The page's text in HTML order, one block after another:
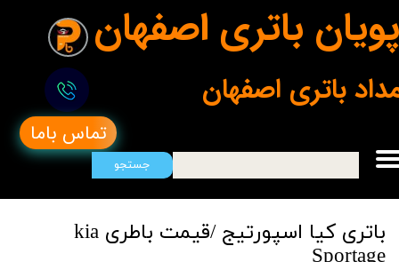
پویان باتری اصفهان
تماس باما
جستجو
باتری اصفهان
باتری کیا اسپورتیج /قیمت باطری kia